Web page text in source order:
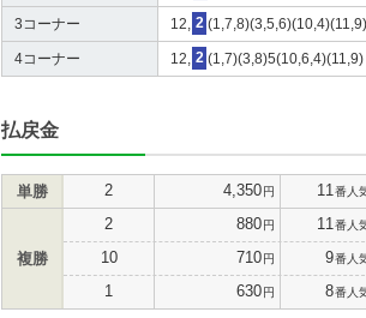
3コーナー 12, 2 (1,7,8)(3,5,6)(10,4)(11,9)
4コーナー 12, 2 (1,7)(3,8)5(10,6,4)(11,9)
払戻金
単勝 2 4,350円 11 番人
複勝
2 880円 11 番人
10 710円 9番人
1 630円 8番人